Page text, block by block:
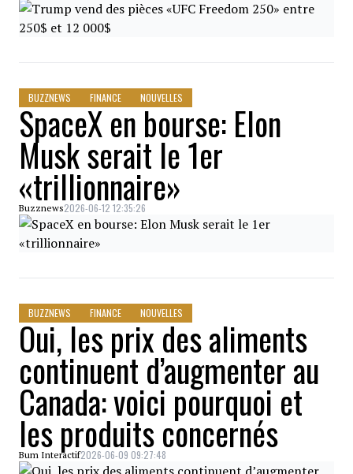
BUZZNEWS FINANCE NOUVELLES
SpaceX en bourse: Elon
Musk serait le 1er
«trillionnaire»
Buzznews2026-06-12 12:35:26
BUZZNEWS FINANCE NOUVELLES
Oui, les prix des aliments
continuent d’augmenter au
Canada: voici pourquoi et
les produits concernés
Bum Interactif2026-06-09 09:27:48